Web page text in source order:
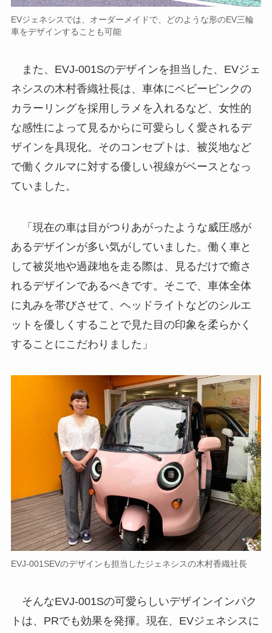
EVジェネシスでは、オーダーメイドで、どのような形のEV三輪
車をデザインすることも可能
また、EVJ-001Sのデザインを担当した、EVジェ
ネシスの木村香織社長は、車体にベビーピンクの
カラーリングを採用しラメを入れるなど、女性的
な感性によって見るからに可愛らしく愛されるデ
ザインを具現化。そのコンセプトは、被災地など
で働くクルマに対する優しい視線がベースとなっ
ていました。
「現在の車は目がつりあがったような威圧感が
あるデザインが多い気がしていました。働く車と
して被災地や過疎地を走る際は、見るだけで癒さ
れるデザインであるべきです。そこで、車体全体
に丸みを帯びさせて、ヘッドライトなどのシルエ
ットを優しくすることで見た目の印象を柔らかく
することにこだわりました」
EVJ-001SEVのデザインも担当したジェネシスの木村香織社長
そんなEVJ-001Sの可愛らしいデザインインパク
トは、PRでも効果を発揮。現在、EVジェネシスに